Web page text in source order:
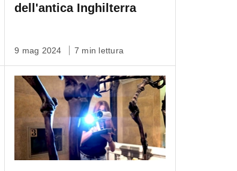
dell'antica Inghilterra
9 mag 2024 7 min lettura